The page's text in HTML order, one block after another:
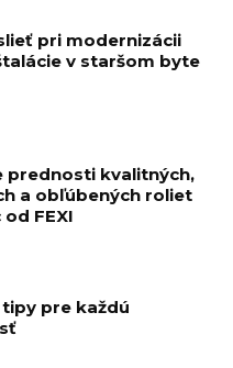
pri modernizácii
v staršom byte
prednosti kvalitných,
a obľúbených roliet
od FEXI
pre každú